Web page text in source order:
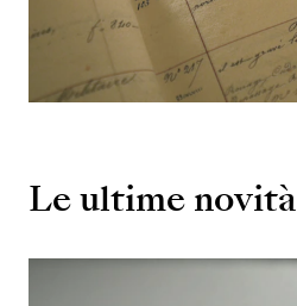
Le ultime novità